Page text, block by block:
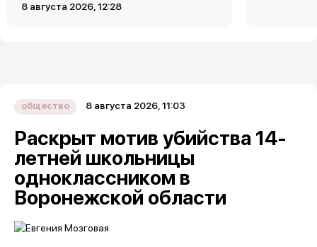
8 августа 2026, 12:28
общество 8 августа 2026, 11:03
Раскрыт мотив убийства 14-
летней школьницы
одноклассником в
Воронежской области